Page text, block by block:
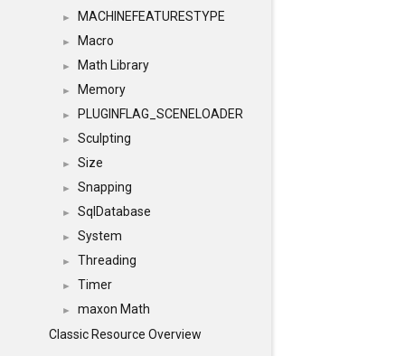
► MACHINEFEATURESTYPE
► Macro
► Math Library
► Memory
► PLUGINFLAG_SCENELOADER
► Sculpting
► Size
► Snapping
► SqlDatabase
► System
► Threading
► Timer
►
maxon Math
Classic Resource Overview